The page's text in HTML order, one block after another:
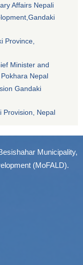
Affairs Nepali
Province,
Minister and
Nepal
Gandaki
Provision, Nepal
Municipality,
(MoFALD).